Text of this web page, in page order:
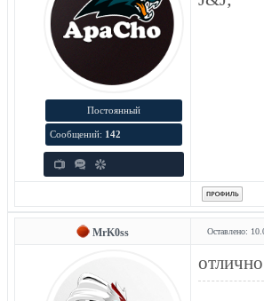
Постоянный
Сообщений: 142
MrK0ss Оставлено: